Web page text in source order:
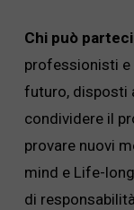
Chi può
professionisti e
futuro, disposti
condividere il
provare nuovi
mind e Life-
di